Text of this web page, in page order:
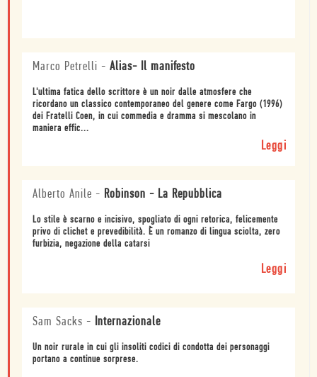
Marco Petrelli - Alias- Il manifesto
L'ultima fatica dello scrittore è un noir dalle atmosfere che
ricordano un classico contemporaneo del genere come Fargo (1996)
dei Fratelli Coen, in cui commedia e dramma si mescolano in
maniera effic...
Leggi
Alberto Anile - Robinson - La Repubblica
Lo stile è scarno e incisivo, spogliato di ogni retorica, felicemente
privo di clichet e prevedibilità. È un romanzo di lingua sciolta, zero
furbizia, negazione della catarsi
Leggi
Sam Sacks - Internazionale
Un noir rurale in cui gli insoliti codici di condotta dei personaggi
portano a continue sorprese.